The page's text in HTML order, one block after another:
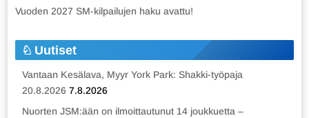
Vuoden 2027 SM-kilpailujen haku avattu!
Uutiset
Vantaan Kesälava, Myyr York Park: Shakki-työpaja
20.8.2026 7.8.2026
Nuorten JSM:ään on ilmoittautunut 14 joukkuetta –